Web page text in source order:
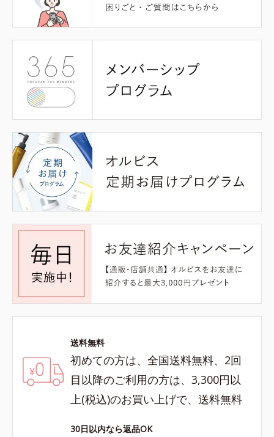
送料無料
初めての方は、全国送料無料、2回
目以降のご利用の方は、3,300円以
上(税込)のお買い上げで、送料無料
30日以内なら返品OK